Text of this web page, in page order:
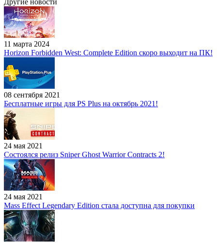
Другие новости
11 марта 2024
Horizon Forbidden West: Complete Edition скоро выходит на ПК!
08 сентября 2021
Бесплатные игры для PS Plus на октябрь 2021!
24 мая 2021
Состоялся релиз Sniper Ghost Warrior Contracts 2!
24 мая 2021
Mass Effect Legendary Edition стала доступна для покупки